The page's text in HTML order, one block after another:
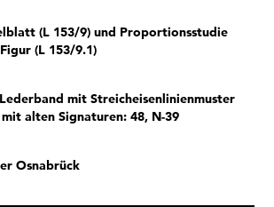
(L 153/9) und Proportionsstudie
(L 153/9.1)
mit Streicheisenlinienmuster
alten Signaturen: 48, N-39
Osnabrück